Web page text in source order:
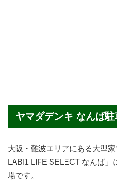
ヤマダデンキ なんば駐
大阪・難波エリアにある大型
LABI1 LIFE SELECT なんば」
場です。